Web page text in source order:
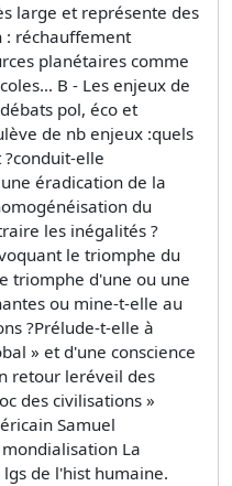
large et représente des
: réchauffement
planétaires comme
B - Les enjeux de
pol, éco et
de nb enjeux :quels
elle
éradication de la
du
les inégalités ?
le triomphe du
triomphe d'une ou une
ou mine-t-elle au
?Prélude-t-elle à
» et d'une conscience
retour leréveil des
des civilisations »
Samuel
La
de l'hist humaine.